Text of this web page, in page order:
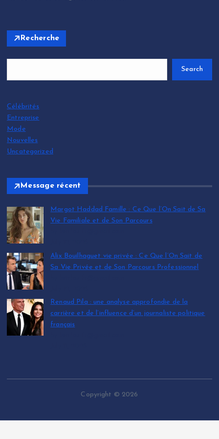
Recherche
Search
Célébrités
Entreprise
Mode
Nouvelles
Uncategorized
Message récent
Margot Haddad Famille : Ce Que l’On Sait de Sa
Vie Familiale et de Son Parcours
Alix Bouilhaguet vie privée : Ce Que l’On Sait de
Sa Vie Privée et de Son Parcours Professionnel
Renaud Pila : une analyse approfondie de la
carrière et de l’influence d’un journaliste politique
français
Copyright © 2026